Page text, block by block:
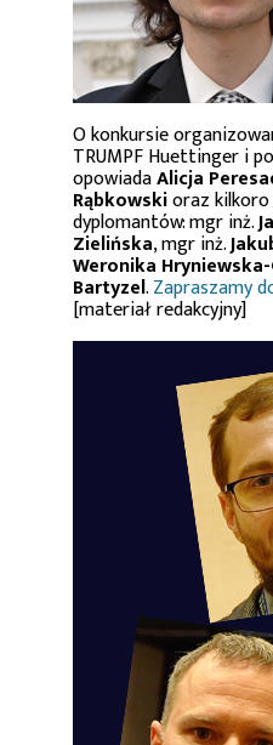
O konkursie
TRUMPF Huettinger i
opowiadaAlicja
Rąbkowskioraz
dyplomantów: mgr inż.
Zielińska, mgr inż.
Weronika
Bartyzel.Zapraszamy
[materiał redakcyjny]